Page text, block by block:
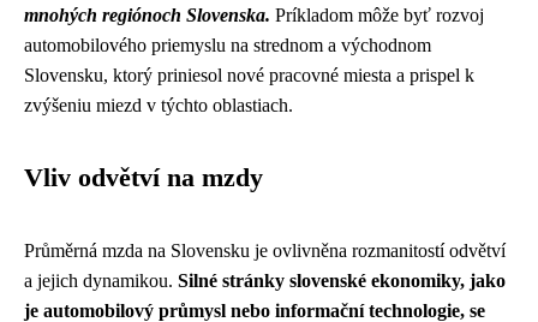
mnohých regiónoch Slovenska. Príkladom môže byť rozvoj
automobilového priemyslu na strednom a východnom
Slovensku, ktorý priniesol nové pracovné miesta a prispel k
zvýšeniu miezd v týchto oblastiach.
Vliv odvětví na mzdy
Průměrná mzda na Slovensku je ovlivněna rozmanitostí odvětví
a jejich dynamikou. Silné stránky slovenské ekonomiky, jako
je automobilový průmysl nebo informační technologie, se